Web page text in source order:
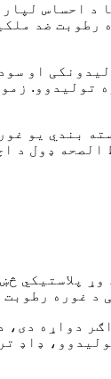
د احساس
رطوبت ضد
او
تولیدوو.
بندي یو
ډاډ